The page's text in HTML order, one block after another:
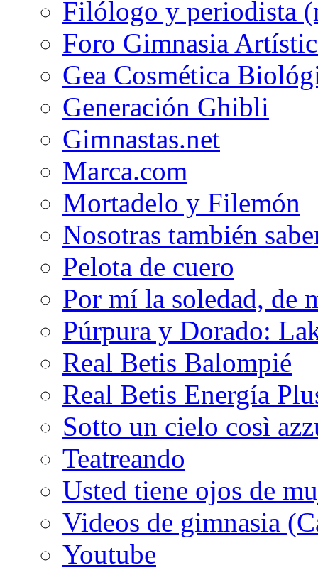
Filólogo y periodista
Foro Gimnasia
Gea Cosmética
Generación Ghibli
Gimnastas.net
Marca.com
Mortadelo y Filemón
Nosotras también
Pelota de cuero
Por mí la soledad, de
Púrpura y Dorado:
Real Betis Balompié
Real Betis Energía
Sotto un cielo così
Teatreando
Usted tiene ojos de
Videos de gimnasia
Youtube